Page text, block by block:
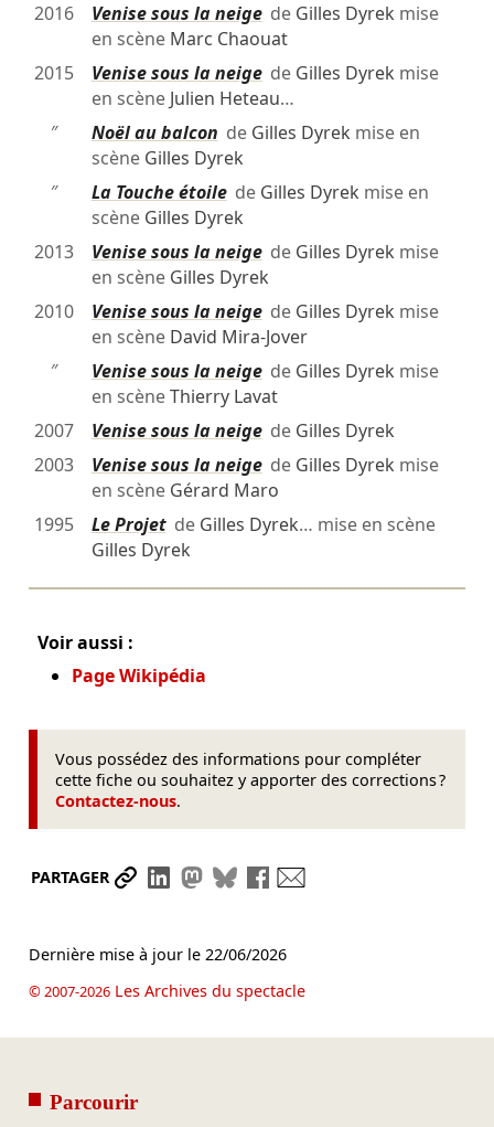
2016
Venise sous la neigede Gilles Dyrek mise
en scène Marc Chaouat
2015
Venise sous la neigede Gilles Dyrek mise
en scène Julien Heteau…
″
Noël au balcon de Gilles Dyrek mise en
scène Gilles Dyrek
″
La Touche étoilede Gilles Dyrek mise en
scène Gilles Dyrek
2013
Venise sous la neigede Gilles Dyrek mise
en scène Gilles Dyrek
2010
Venise sous la neigede Gilles Dyrek mise
en scène David Mira-Jover
″
Venise sous la neigede Gilles Dyrek mise
en scèneThierry Lavat
2007
Venise sous la neigede Gilles Dyrek
2003
Venise sous la neigede Gilles Dyrek mise
en scène Gérard Maro
1995
Le Projetde Gilles Dyrek… mise en scène
Gilles Dyrek
Voir aussi :
Page Wikipédia
Vous possédez des informations pour compléter
cette fiche ou souhaitez y apporter des corrections ?
Contactez-nous.
PARTAGER Partager le lien
Partager sur LinkedIn
Partager sur Mastodon
Partager sur Bluesky
Partager sur Facebook
Dernière mise à jour le 22/06/2026
© 2007-2026Les Archives du spectacle
Parcourir